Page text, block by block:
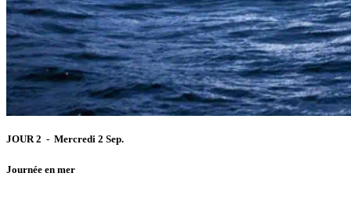
JOUR 2 - Mercredi 2 Sep.
Journée en mer